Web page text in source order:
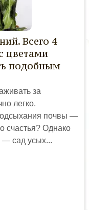
Всего 4
цветами
подобным
за
легко.
почвы —
счастья? Однако
— сад усых...